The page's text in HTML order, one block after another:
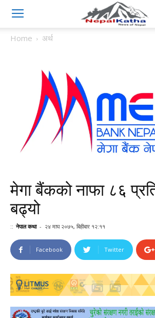
Home अर्थ
मेगा बैंकको नाफा ८६
बढ्यो
:: नेपाल कथा - २४ माघ २०७५, बिहीबार १२:११
Facebook Twitter